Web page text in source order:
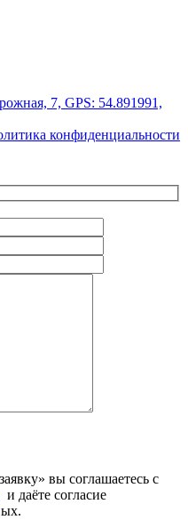
7, GPS: 54.891991,
конфиденциальности
вы соглашаетесь с
и даёте согласие